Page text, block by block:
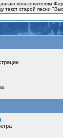
пользователям
текст старой песни